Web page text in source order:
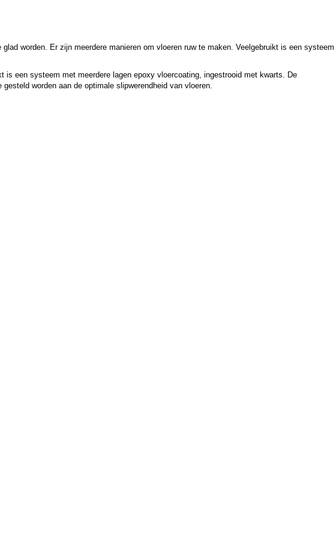
worden. Er zijn meerdere manieren om vloeren ruw te maken. Veelgebruikt is een systeem
is een systeem met meerdere lagen epoxy vloercoating, ingestrooid met kwarts. De
worden aan de optimale slipwerendheid van vloeren.